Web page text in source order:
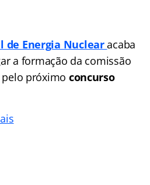
de Energia Nuclearacaba
a formação da comissão
próximo concurso